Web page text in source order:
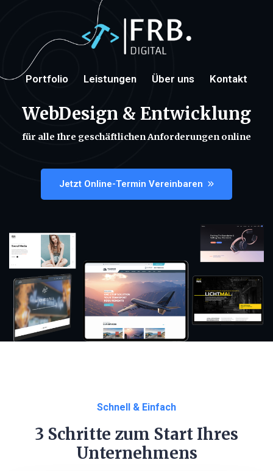
Portfolio Leistungen Über uns Kontakt
WebDesign & Entwicklung
für alle Ihre geschäftlichen Anforderungen online
Jetzt Online-Termin Vereinbaren
Schnell & Einfach
3 Schritte zum Start Ihres
Unternehmens